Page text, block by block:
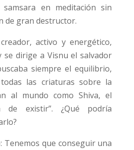
samsara en meditación sin
de gran destructor.
activo y energético,
se dirige a Visnu el salvador
siempre el equilibrio,
las criaturas sobre la
al mundo como Shiva, el
de existir”. ¿Qué podría
Tenemos que conseguir una